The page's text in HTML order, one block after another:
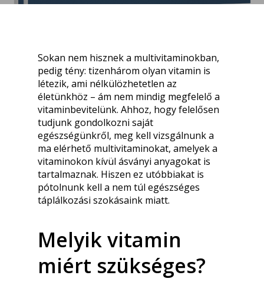
Sokan nem hisznek a multivitaminokban,
pedig tény: tizenhárom olyan vitamin is
létezik, ami nélkülözhetetlen az
életünkhöz – ám nem mindig megfelelő a
vitaminbevitelünk. Ahhoz, hogy felelősen
tudjunk gondolkozni saját
egészségünkről, meg kell vizsgálnunk a
ma elérhető multivitaminokat, amelyek a
vitaminokon kívül ásványi anyagokat is
tartalmaznak. Hiszen ez utóbbiakat is
pótolnunk kell a nem túl egészséges
táplálkozási szokásaink miatt.
Melyik vitamin
miért szükséges?